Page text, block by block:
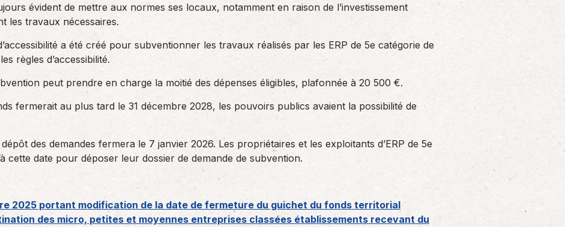
évident de mettre aux normes ses locaux, notamment en raison de l’investissement
les travaux nécessaires.
a été créé pour subventionner les travaux réalisés par les ERP de 5e catégorie de
règles d’accessibilité.
peut prendre en charge la moitié des dépenses éligibles, plafonnée à 20 500 €.
fermerait au plus tard le 31 décembre 2028, les pouvoirs publics avaient la possibilité de
des demandes fermera le 7 janvier 2026. Les propriétaires et les exploitants d’ERP de 5e
cette date pour déposer leur dossier de demande de subvention.
2025 portant modification de la date de fermeture du guichet du fonds territorial
des micro, petites et moyennes entreprises classées établissements recevant du